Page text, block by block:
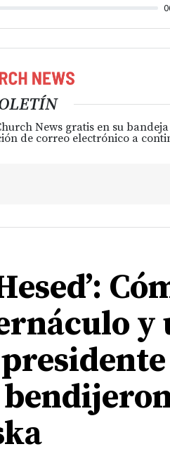
News gratis en su
de correo electrónico a
y